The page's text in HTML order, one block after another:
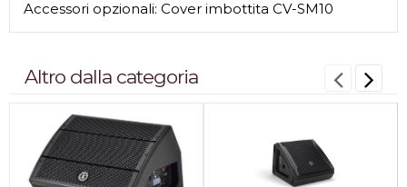
Accessori opzionali: Cover imbottita CV-SM10
Altro dalla categoria